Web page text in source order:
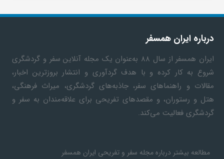
درباره ایران همسفر
ایران همسفر
از سال ۸۸ به‎‌عنوان یک مجله آنلاین سفر و گردشگری
شروع به کار کرده و با هدف گردآوری و انتشار بروزترین اخبار،
مقالات و راهنماهای سفر، جاذبه‌های گردشگری، میراث فرهنگی،
هتل و رستوران، و مقصدهای تفریحی برای علاقه‌مندان به سفر و
گردشگری فعالیت می‌کند.
مطالعه بیشتر درباره مجله سفر و تفریحی ایران همسفر